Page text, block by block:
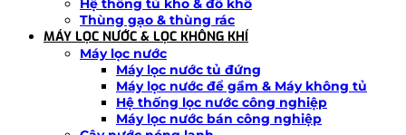
Hệ thống tủ kho & đồ khô
Thùng gạo & thùng rác
MÁY LỌC NƯỚC & LỌC KHÔNG KHÍ
Máy lọc nước
Máy lọc nước tủ đứng
Máy lọc nước để gầm & Máy không tủ
Hệ thống lọc nước công nghiệp
Máy lọc nước bán công nghiệp